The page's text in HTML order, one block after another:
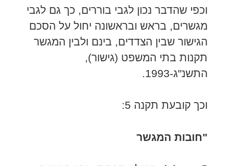
וכפי שהדבר נכון לגבי בוררים, כך גם לגבי
מגשרים, בראש ובראשונה יחול על הסכם
הגישור שבין הצדדים, בינם ולבין המגשר
תקנות בתי המשפט (גישור),
התשנ"ג-1993.
וכך קובעת תקנה 5:
"חובות המגשר